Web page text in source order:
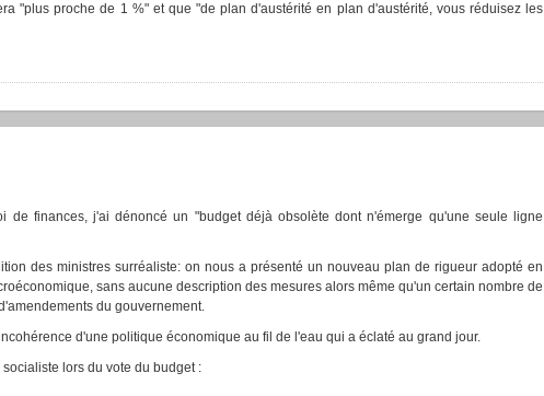
"plus proche de 1 %" et que "de plan d'austérité en plan d'austérité, vous réduisez les
finances, j'ai dénoncé un "budget déjà obsolète dont n'émerge qu'une seule ligne
des ministres surréaliste: on nous a présenté un nouveau plan de rigueur adopté en
sans aucune description des mesures alors même qu'un certain nombre de
du gouvernement.
d'une politique économique au fil de l'eau qui a éclaté au grand jour.
lors du vote du budget :